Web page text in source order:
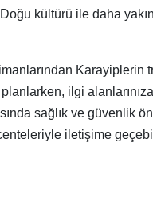
kültürü ile daha
ilgi
sağlık ve güvenlik
iletişime